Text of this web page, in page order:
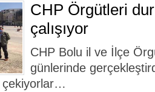
CHP Örgütleri
çalışıyor
CHP Bolu il ve İlçe
günlerinde
çekiyorlar…